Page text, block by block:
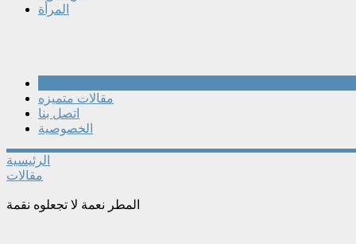
المرأة
مقالات متميزه
اتصل بنا
الخصوصية
الرئيسية
مقالات
المطر نعمة لا تجعلوه نقمة